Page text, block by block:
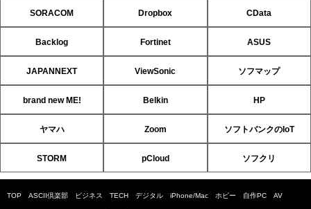
SORACOM Dropbox CData
Backlog Fortinet ASUS
JAPANNEXT ViewSonic ソフマップ
brand new ME! Belkin HP
ヤマハ Zoom ソフトバンクのIoT
STORM pCloud ソフクリ
TOP ASCII倶楽部 ビジネス TECH デジタル iPhone/Mac ホビー 自作PC AV